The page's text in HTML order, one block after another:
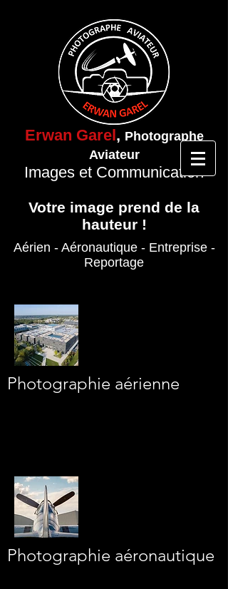
Erwan Garel, Photographe
Aviateur
Images et Communication
Votre image prend de la
hauteur !
Aérien - Aéronautique- Entreprise-
Reportage
Photographie aérienne
Photographie aéronautique